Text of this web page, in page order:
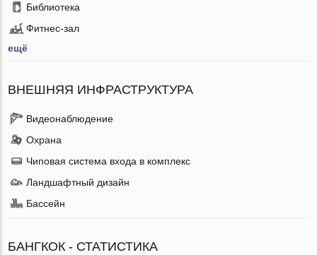
Библиотека
Фитнес-зал
ещё
ВНЕШНЯЯ ИНФРАСТРУКТУРА
Видеонаблюдение
Охрана
Чиповая система входа в комплекс
Ландшафтный дизайн
Бассейн
БАНГКОК - СТАТИСТИКА